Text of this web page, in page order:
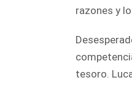
razones y
tesoro.